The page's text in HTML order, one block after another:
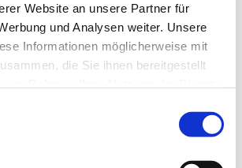
Website an unsere Partner für
und Analysen weiter. Unsere
Informationen möglicherweise mit
die Sie ihnen bereitgestellt